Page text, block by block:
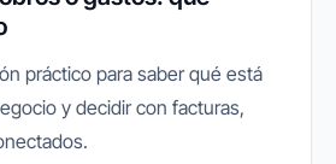
práctico para saber qué está
y decidir con facturas,